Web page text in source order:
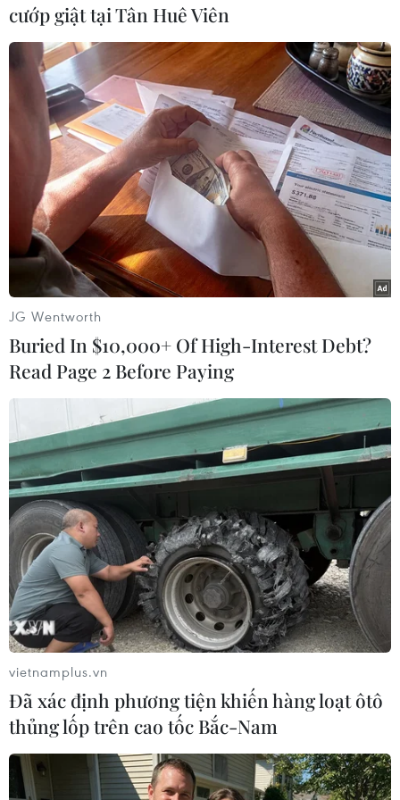
đến khi các hạn chế được dỡ bỏ./.
(TTXVN/Vietnam+)
#nước sinh hoạt #thiếu nước
#hạn hán
#thành phố Sydney
#Australia Australia
Theo dõi VietnamPlus
TIN LIÊN QUAN
cướp giật tại Tân Huê Viên
JG Wentworth
Buried In $10,000+ Of High-Interest Debt?
Read Page 2 Before Paying
vietnamplus.vn
Đã xác định phương tiện khiến hàng loạt ôtô
thủng lốp trên cao tốc Bắc-Nam